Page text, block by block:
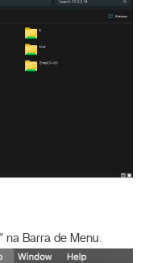
na Barra de Menu.